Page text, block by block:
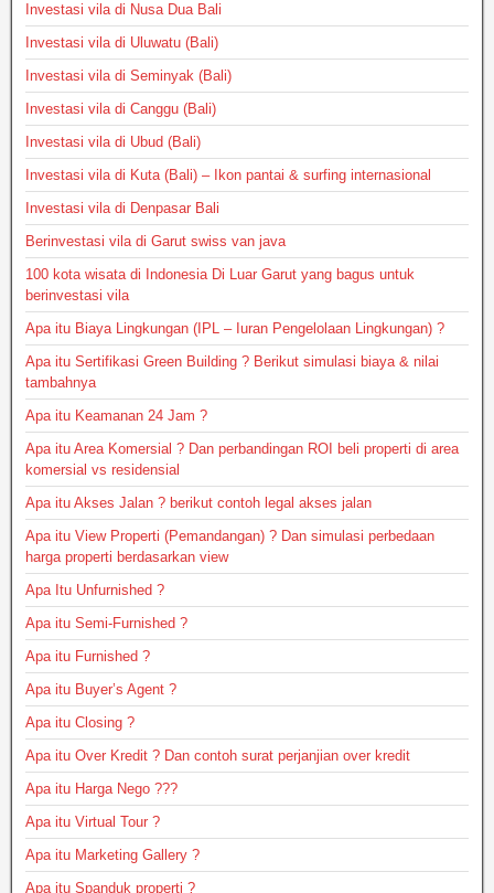
Investasi vila di Nusa Dua Bali
Investasi vila di Uluwatu (Bali)
Investasi vila di Seminyak (Bali)
Investasi vila di Canggu (Bali)
Investasi vila di Ubud (Bali)
Investasi vila di Kuta (Bali) – Ikon pantai & surfing internasional
Investasi vila di Denpasar Bali
Berinvestasi vila di Garut swiss van java
100 kota wisata di Indonesia Di Luar Garut yang bagus untuk
berinvestasi vila
Apa itu Biaya Lingkungan (IPL – Iuran Pengelolaan Lingkungan) ?
Apa itu Sertifikasi Green Building ? Berikut simulasi biaya & nilai
tambahnya
Apa itu Keamanan 24 Jam ?
Apa itu Area Komersial ? Dan perbandingan ROI beli properti di area
komersial vs residensial
Apa itu Akses Jalan ? berikut contoh legal akses jalan
Apa itu View Properti (Pemandangan) ? Dan simulasi perbedaan
harga properti berdasarkan view
Apa Itu Unfurnished ?
Apa itu Semi-Furnished ?
Apa itu Furnished ?
Apa itu Buyer’s Agent ?
Apa itu Closing ?
Apa itu Over Kredit ? Dan contoh surat perjanjian over kredit
Apa itu Harga Nego ???
Apa itu Virtual Tour ?
Apa itu Marketing Gallery ?
Apa itu Spanduk properti ?